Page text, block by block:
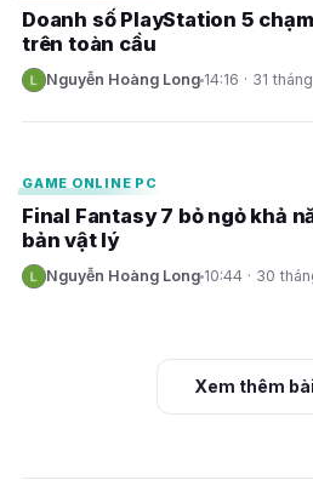
Doanh số PlayStation 5
trên toàn cầu
N Nguyễn Hoàng Long 14:16 · 31
GAME ONLINE PC
Final Fantasy 7 bỏ ngỏ khả
bản vật lý
N Nguyễn Hoàng Long 10:44 · 30
Xem thêm